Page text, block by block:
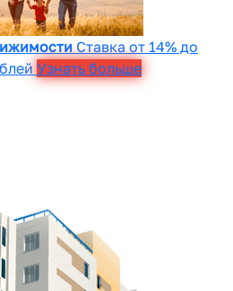
Ставка от 14% до
Узнать больше